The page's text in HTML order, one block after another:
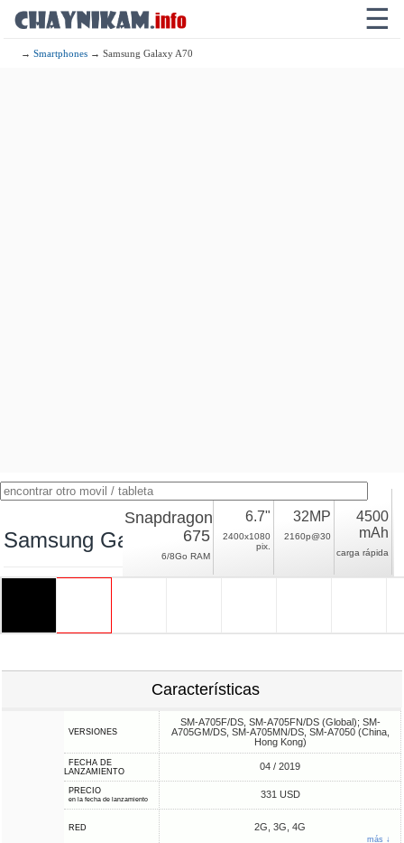
☰
→Smartphones → Samsung Galaxy A70
Samsung Galaxy A70
Snapdragon
675
6/8Go RAM
6.7"
2400x1080
pix.
32MP
2160p@30
4500
mAh
carga rápida
Características
VERSIONES
SM-A705F/DS, SM-A705FN/DS (Global); SM-
A705GM/DS, SM-A705MN/DS, SM-A7050 (China,
Hong Kong)
FECHA DE
LANZAMIENTO
04 / 2019
PRECIO
en la fecha de lanzamiento 331 USD
RED 2G, 3G, 4G
más ↓